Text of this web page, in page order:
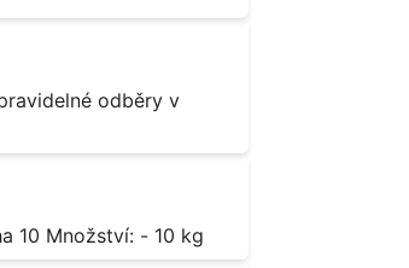
Octan chromitý čistý Popis: - sůl karboxylové kyseliny Lokalita: - Praha 10 Množství: - 10 kg